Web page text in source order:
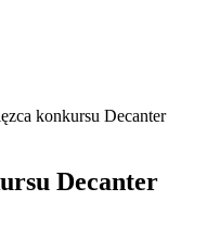
konkursu Decanter
Decanter